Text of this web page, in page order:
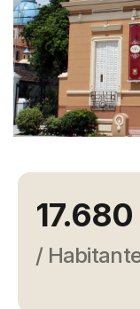
Arbolado
Residuos
Edificios
17.680
/